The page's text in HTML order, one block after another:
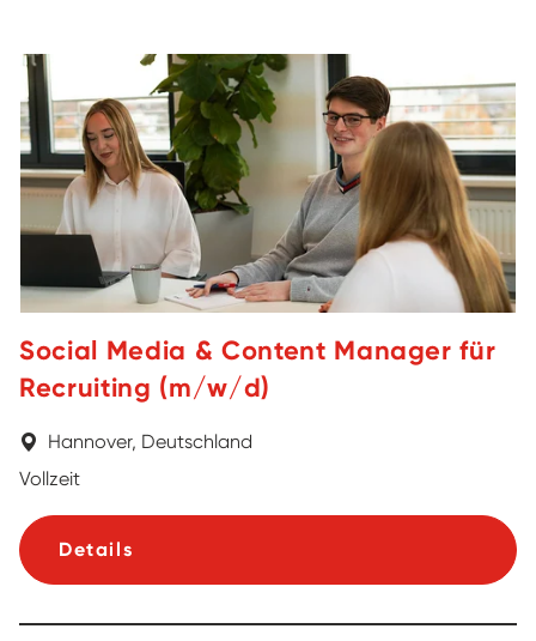
Social Media & Content Manager für
Recruiting (m/w/d)
Hannover, Deutschland
Vollzeit
Details